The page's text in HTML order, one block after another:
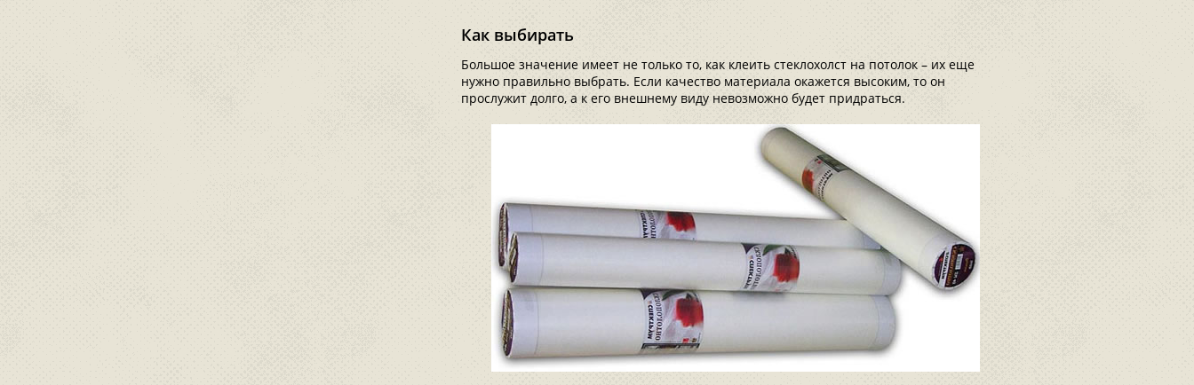
Как выбирать
Большое значение имеет не только то, как клеить стеклохолст на потолок – их еще
нужно правильно выбрать. Если качество материала окажется высоким, то он
прослужит долго, а к его внешнему виду невозможно будет придраться.